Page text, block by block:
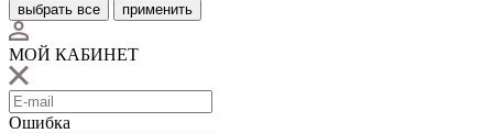
выбрать все применить
МОЙ КАБИНЕТ
Ошибка